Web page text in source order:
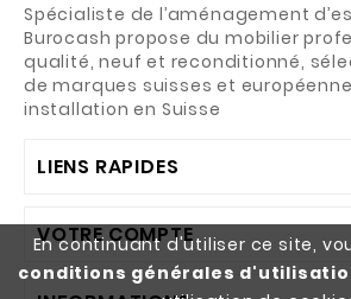
En continuant d'utiliser ce site,
conditions générales
Spécialiste de l’aménagement
Burocash propose du mobilier
qualité, neuf et reconditionné,
de marques suisses et
installation en Suisse
LIENS RAPIDES
VOTRE COMPTE